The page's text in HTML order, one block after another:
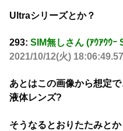
Ultraシリーズとか？
293: SIM無しさん (ｱｳｱｳｳ
2021/10/12(火)
あとはこの画像から想定
液体レンズ?
そうなるとおりたたみとか